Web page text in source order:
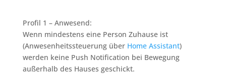
Profil 1 – Anwesend:
Wenn mindestens eine Person Zuhause ist
(Anwesenheitssteuerung über Home Assistant)
werden keine Push Notification bei Bewegung
außerhalb des Hauses geschickt.